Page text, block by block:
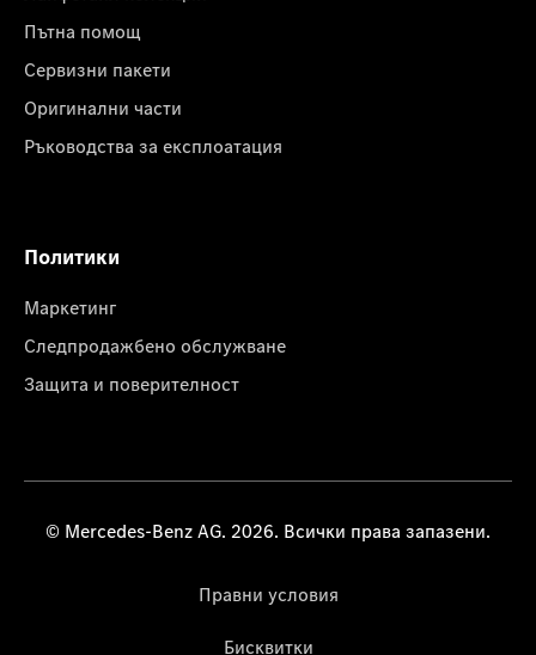
Пътна помощ
Сервизни пакети
Оригинални части
Ръководства за експлоатация
Политики
Маркетинг
Следпродажбено обслужване
Защита и поверителност
© Mercedes-Benz AG. 2026. Всички права запазени.
Правни условия
Бисквитки